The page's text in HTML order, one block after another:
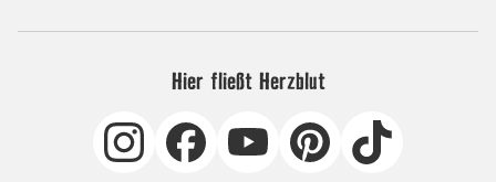
Hier fließt Herzblut